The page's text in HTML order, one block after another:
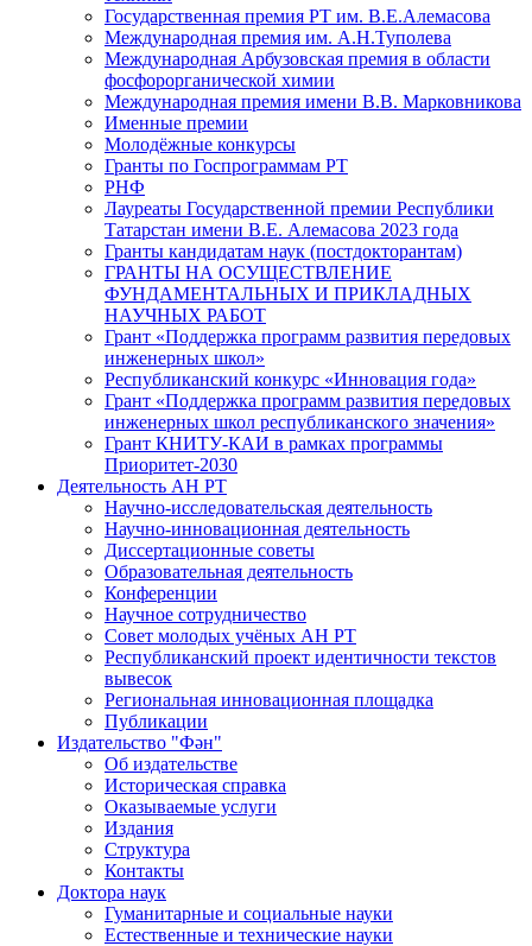
Государственная премия РТ им. В.Е.Алемасова
Международная премия им. А.Н.Туполева
Международная Арбузовская премия в области
фосфорорганической химии
Международная премия имени В.В. Марковникова
Именные премии
Молодёжные конкурсы
Гранты по Госпрограммам РТ
РНФ
Лауреаты Государственной премии Республики
Татарстан имени В.Е. Алемасова 2023 года
Гранты кандидатам наук (постдокторантам)
ГРАНТЫ НА ОСУЩЕСТВЛЕНИЕ
ФУНДАМЕНТАЛЬНЫХ И ПРИКЛАДНЫХ
НАУЧНЫХ РАБОТ
Грант «Поддержка программ развития передовых
инженерных школ»
Республиканский конкурс «Инновация года»
Грант «Поддержка программ развития передовых
инженерных школ республиканского значения»
Грант КНИТУ-КАИ в рамках программы
Приоритет-2030
Деятельность АН РТ
Научно-исследовательская деятельность
Научно-инновационная деятельность
Диссертационные советы
Образовательная деятельность
Конференции
Научное сотрудничество
Совет молодых учёных АН РТ
Республиканский проект идентичности текстов
вывесок
Региональная инновационная площадка
Публикации
Издательство "Фән"
Об издательстве
Историческая справка
Оказываемые услуги
Издания
Структура
Контакты
Доктора наук
Гуманитарные и социальные науки
Естественные и технические науки